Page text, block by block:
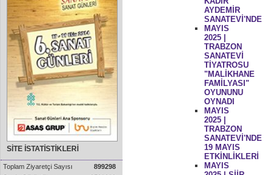
SİTE İSTATİSTİKLERİ
Toplam Ziyaretçi Sayısı
899298
AYDEMİR
SANATEVİ'NDE
MAYIS
2025 |
TRABZON
SANATEVİ
TİYATROSU
"MALİKHANE
FAMİLYASI"
OYUNUNU
OYNADI
MAYIS
2025 |
TRABZON
SANATEVİ'NDE
19 MAYIS
ETKİNLİKLERİ
MAYIS